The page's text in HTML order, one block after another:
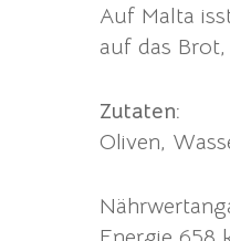
Auf Malta
auf das
Zutaten:
Oliven,